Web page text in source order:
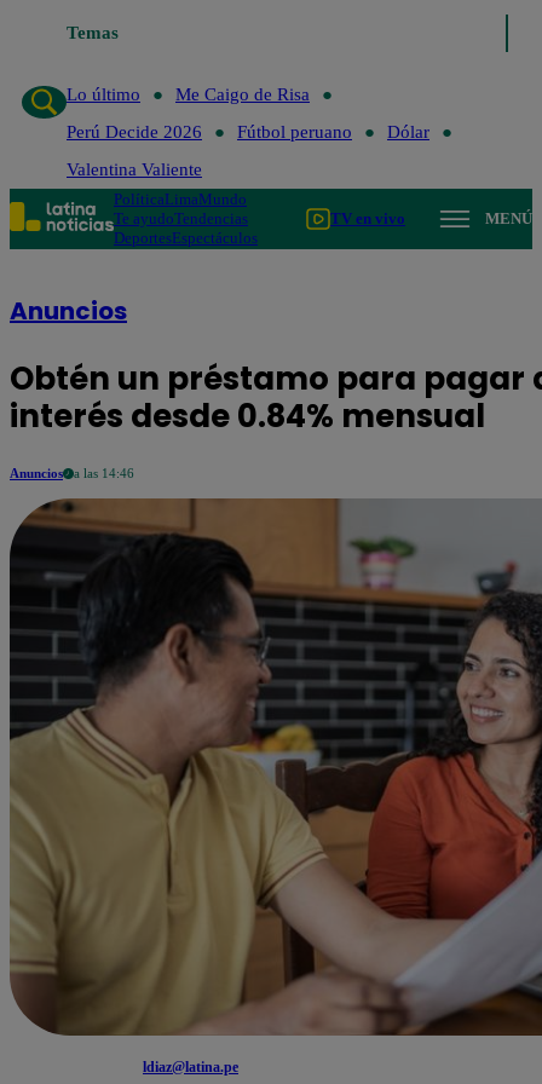
Temas
Lo último
Me Caigo de Risa
Perú Decide 2026
Fútbol peruano
Dólar
Valentina Valiente
PolíticaLimaMundo
Te ayudoTendencias
DeportesEspectáculos
TV en vivo MENÚ
Anuncios
Obtén un préstamo para pagar
interés desde 0.84% mensual
Anuncios a las 14:46
ldiaz@latina.pe